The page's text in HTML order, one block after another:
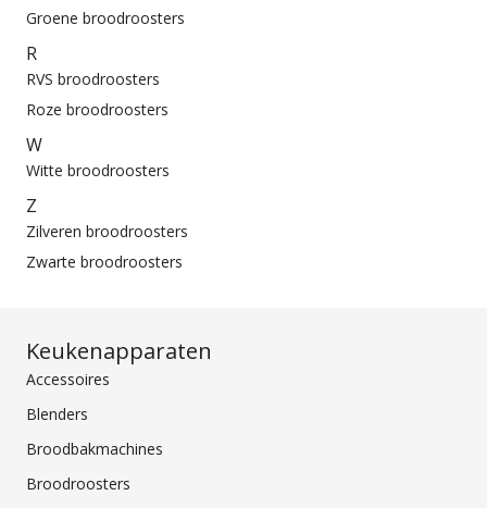
Groene broodroosters
R
RVS broodroosters
Roze broodroosters
W
Witte broodroosters
Z
Zilveren broodroosters
Zwarte broodroosters
Keukenapparaten
Accessoires
Blenders
Broodbakmachines
Broodroosters